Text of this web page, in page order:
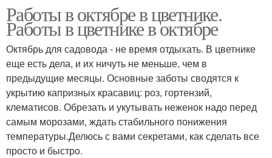
Работы в октябре в цветнике.
Работы в цветнике в октябре
Октябрь для садовода - не время отдыхать. В цветнике
еще есть дела, и их ничуть не меньше, чем в
предыдущие месяцы. Основные заботы сводятся к
укрытию капризных красавиц: роз, гортензий,
клематисов. Обрезать и укутывать неженок надо перед
самым морозами, ждать стабильного понижения
температуры.Делюсь с вами секретами, как сделать все
просто и быстро.